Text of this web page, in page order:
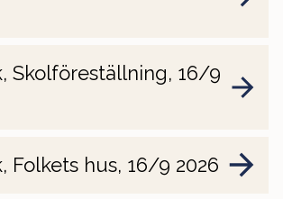
Skolföreställning, 16/9
Folkets hus, 16/9 2026